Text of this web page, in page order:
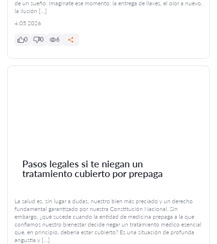
de un sueño. Imaginate ese momento: la entrega de llaves, el olor a nuevo,
la ilusión […]
4.05.2026
0 0 6
Pasos legales si te niegan un
tratamiento cubierto por prepaga
La salud es, sin lugar a dudas, nuestro bien más preciado y un derecho
fundamental garantizado por nuestra Constitución Nacional. Sin
embargo, ¿qué sucede cuando la entidad de medicina prepaga a la que
confiamos nuestro bienestar decide negar un tratamiento médico esencial
que, en principio, debería estar cubierto? Es una situación de profunda
angustia y […]